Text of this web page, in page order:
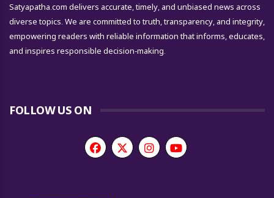
Satyapatha.com delivers accurate, timely, and unbiased news across
diverse topics. We are committed to truth, transparency, and integrity,
empowering readers with reliable information that informs, educates,
and inspires responsible decision-making.
FOLLOW US ON